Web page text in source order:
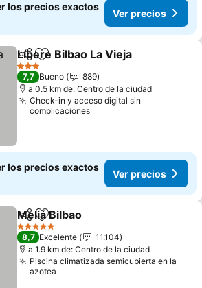
los precios exactos
Ver precios
CompartirAgregar a favoritos
Líbere Bilbao La Vieja
3 Estrellas
7,7 Bueno
889
a 0.5 km de: Centro de la ciudad
Check-in y acceso digital sin
complicaciones
los precios exactos
Ver precios
CompartirAgregar a favoritos
Meliá Bilbao
5 Estrellas
8,7 Excelente
11.104
a 1.9 km de: Centro de la ciudad
Piscina climatizada semicubierta en la
azotea